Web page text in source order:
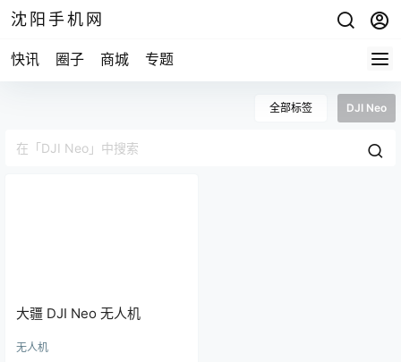
沈阳手机网
快讯 圈子 商城 专题
全部标签 DJI Neo
大疆 DJI Neo 无人机
无人机